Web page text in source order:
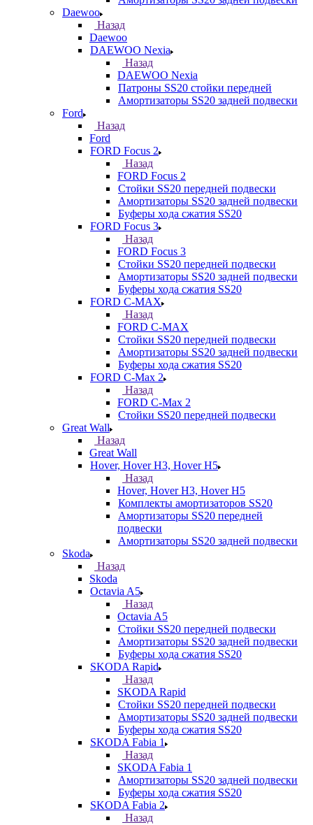
Daewoo
Назад
Daewoo
DAEWOO Nexia
Назад
DAEWOO Nexia
Патроны SS20 стойки передней
Амортизаторы SS20 задней подвески
Ford
Назад
Ford
FORD Focus 2
Назад
FORD Focus 2
Стойки SS20 передней подвески
Амортизаторы SS20 задней подвески
Буферы хода сжатия SS20
FORD Focus 3
Назад
FORD Focus 3
Стойки SS20 передней подвески
Амортизаторы SS20 задней подвески
Буферы хода сжатия SS20
FORD С-MAX
Назад
FORD С-MAX
Стойки SS20 передней подвески
Амортизаторы SS20 задней подвески
Буферы хода сжатия SS20
FORD C-Max 2
Назад
FORD C-Max 2
Стойки SS20 передней подвески
Great Wall
Назад
Great Wall
Hover, Hover H3, Hover H5
Назад
Hover, Hover H3, Hover H5
Комплекты амортизаторов SS20
Амортизаторы SS20 передней
подвески
Амортизаторы SS20 задней подвески
Skoda
Назад
Skoda
Octavia A5
Назад
Octavia A5
Стойки SS20 передней подвески
Амортизаторы SS20 задней подвески
Буферы хода сжатия SS20
SKODA Rapid
Назад
SKODA Rapid
Стойки SS20 передней подвески
Амортизаторы SS20 задней подвески
Буферы хода сжатия SS20
SKODA Fabia 1
Назад
SKODA Fabia 1
Амортизаторы SS20 задней подвески
Буферы хода сжатия SS20
SKODA Fabia 2
Назад